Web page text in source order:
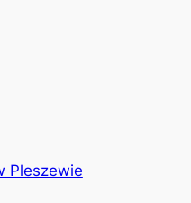
Pleszewie